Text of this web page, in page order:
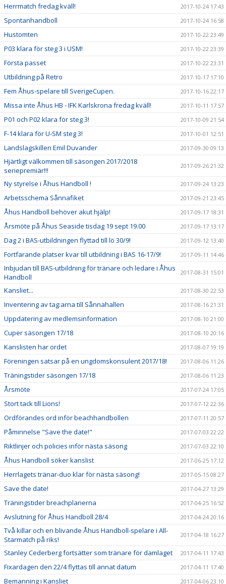
Herrmatch fredag kväll! 2017-10-24 17:43
Spontanhandboll 2017-10-24 16:58
Hustomten 2017-10-22 23:49
P03 klara för steg 3 i USM! 2017-10-22 23:39
Första passet 2017-10-22 23:31
Utbildning på Retro 2017-10-17 17:10
Fem Åhus-spelare till SverigeCupen. 2017-10-16 22:17
Missa inte Åhus HB - IFK Karlskrona fredag kväll! 2017-10-11 17:57
P01 och P02 klara för steg 3! 2017-10-09 21:54
F-14 klara för U-SM steg 3! 2017-10-01 12:51
Landslagskillen Emil Duvander 2017-09-30 09:13
Hjärtligt välkommen till säsongen 2017/2018
seriepremiär!!!
2017-09-26 21:32
Ny styrelse i Åhus Handboll ! 2017-09-24 13:23
Arbetsschema Sånnafiket 2017-09-21 23:45
Åhus Handboll behöver akut hjälp! 2017-09-17 18:31
Årsmöte på Åhus Seaside tisdag 19 sept 19.00 2017-09-17 13:17
Dag 2 i BAS-utbildningen flyttad till lö 30/9! 2017-09-12 13:40
Fortfarande platser kvar till utbildning i BAS 16-17/9! 2017-09-11 14:46
Inbjudan till BAS-utbildning för tränare och ledare i Åhus
Handboll
2017-08-31 15:01
Kansliet... 2017-08-30 22:53
Inventering av tag:arna till Sånnahallen 2017-08-16 21:31
Uppdatering av medlemsinformation 2017-08-10 21:00
Cuper säsongen 17/18 2017-08-10 20:16
Kanslisten har ordet 2017-08-07 19:19
Föreningen satsar på en ungdomskonsulent 2017/18! 2017-08-06 11:26
Träningstider säsongen 17/18 2017-08-06 11:23
Årsmöte 2017-07-24 17:05
Stort tack till Lions! 2017-07-12 22:36
Ordförandes ord inför beachhandbollen 2017-07-11 20:57
Påminnelse "Save the date!" 2017-07-03 22:22
Riktlinjer och policies inför nästa säsong 2017-07-03 22:10
Åhus Handboll söker kanslist 2017-06-25 17:12
Herrlagets tränar-duo klar för nästa säsong! 2017-05-15 08:27
Save the date! 2017-04-27 13:29
Träningstider breachplanerna 2017-04-25 16:52
Avslutning för Åhus Handboll 28/4 2017-04-24 20:16
Två killar och en blivande Åhus Handboll-spelare i All-
Starmatch på riks!
2017-04-18 16:27
Stanley Cederberg fortsätter som tränare för damlaget 2017-04-11 17:43
Fixardagen den 22/4 flyttas till annat datum 2017-04-11 17:40
Bemanning i Kansliet 2017-04-06 23:10